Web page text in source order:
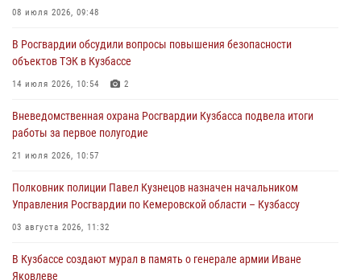
06 августа 2026, 10:19
Росгвардейцы задержали предполагаемого виновника причинения
ножевого ранения кемеровчанину
06 августа 2026, 09:18
Росгвардейцы задержали мужчину, повредившего имущество
горожанки
06 августа 2026, 08:17
Росгвардейцы пресекли противоправные действия и защитили
новокузнечанку от агрессивного знакомого
06 августа 2026, 07:16
08 июля 2026, 09:48
В Росгвардии обсудили вопросы повышения безопасности
объектов ТЭК в Кузбассе
14 июля 2026, 10:54 2
Вневедомственная охрана Росгвардии Кузбасса подвела итоги
работы за первое полугодие
21 июля 2026, 10:57
Полковник полиции Павел Кузнецов назначен начальником
Управления Росгвардии по Кемеровской области – Кузбассу
03 августа 2026, 11:32
В Кузбассе создают мурал в память о генерале армии Иване
Яковлеве